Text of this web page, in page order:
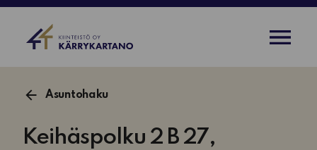
Asuntohaku
Keihäspolku 2 B 27,